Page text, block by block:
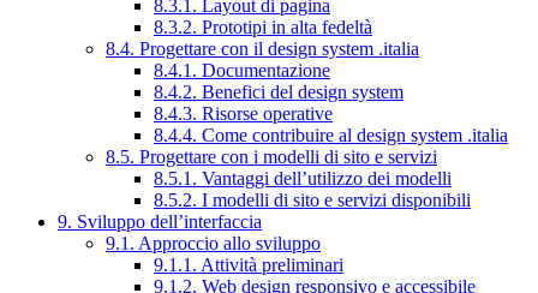
8.3.1. Layout di pagina
8.3.2. Prototipi in alta fedeltà
8.4. Progettare con il design system .italia
8.4.1. Documentazione
8.4.2. Benefici del design system
8.4.3. Risorse operative
8.4.4. Come contribuire al design system .italia
8.5. Progettare con i modelli di sito e servizi
8.5.1. Vantaggi dell’utilizzo dei modelli
8.5.2. I modelli di sito e servizi disponibili
9. Sviluppo dell’interfaccia
9.1. Approccio allo sviluppo
9.1.1. Attività preliminari
9.1.2. Web design responsivo e accessibile